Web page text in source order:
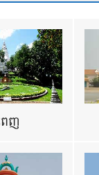
េញ